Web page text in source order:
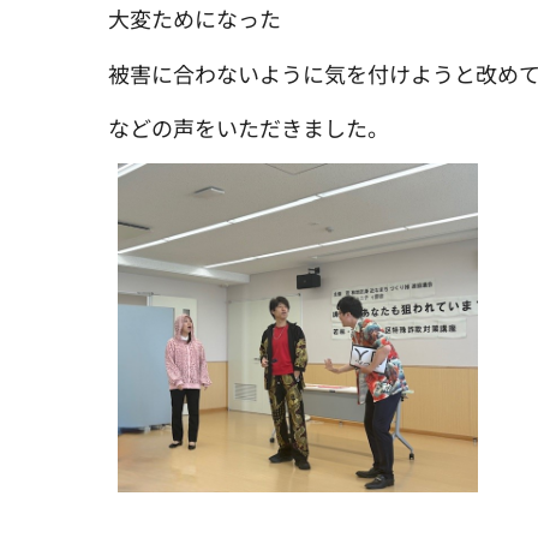
大変ためになった
被害に合わないように気を付けようと改め
などの声をいただきました。